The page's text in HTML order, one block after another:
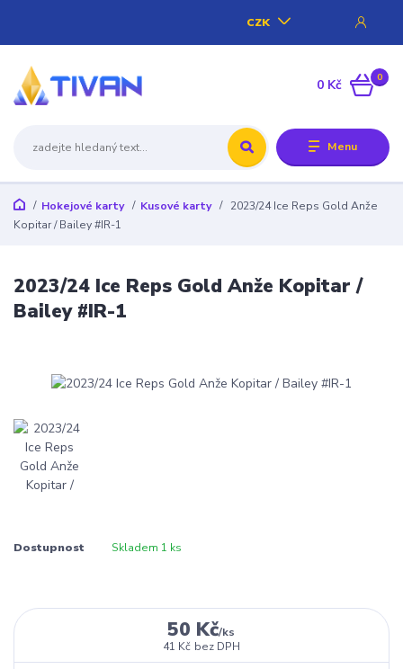
Menu
CZK
0
0 Kč
Hokejové karty Kusové karty
2023/24 Ice Reps Gold Anže
Kopitar / Bailey #IR-1
2023/24 Ice Reps Gold Anže Kopitar /
Bailey #IR-1
Dostupnost Skladem 1 ks
50 Kč/ks
41 Kč bez DPH